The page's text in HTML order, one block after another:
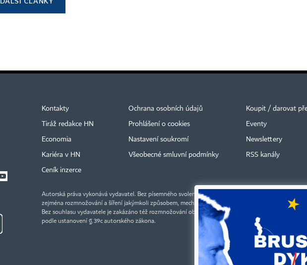
Kontakty
Tiráž redakce HN
Economia
Kariéra v HN
Ceník inzerce
Ochrana osobních údajů
Prohlášení o cookies
Nastavení soukromí
Všeobecné smluvní podmínky
Koupit / darovat
Eventy
Newslettery
RSS kanály
Autorská práva vykonává vydavatel. Bez písemného svolení vydavatele je zakázáno jakékoli užití částí
zejména rozmnožování a šíření jakýmkoli způsobem, mechanickým nebo elektronickým, v českém
Bez souhlasu vydavatele je zakázáno též rozmnožování obsahu pro účely automatizované analýzy
podle ustanovení § 39c autorského zákona.